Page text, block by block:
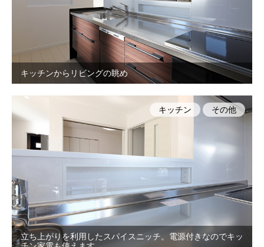
キッチンからリビングの眺め
立ち上がりを利用したスパイスニッチ。電源付きなのでキッ
キッチン その他